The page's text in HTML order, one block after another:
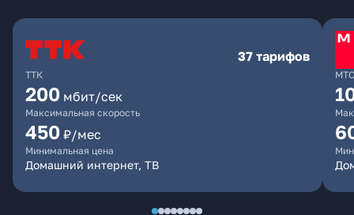
ТТК
37 тарифов
200 мбит/сек
Максимальная скорость
450 ₽/мес
Минимальная цена
Домашний интернет, ТВ
МТС